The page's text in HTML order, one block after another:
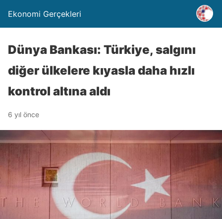
Ekonomi Gerçekleri
Dünya Bankası: Türkiye, salgını
diğer ülkelere kıyasla daha hızlı
kontrol altına aldı
6 yıl önce